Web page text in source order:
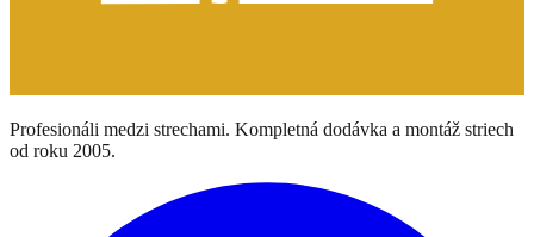
Profesionáli medzi strechami. Kompletná dodávka a montáž striech
od roku 2005.